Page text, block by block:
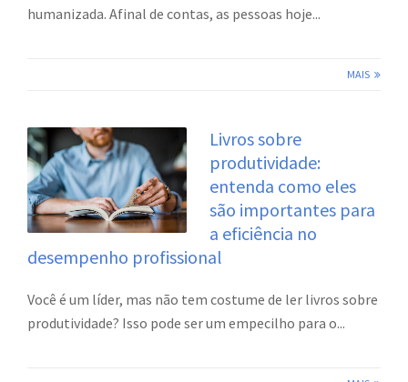
humanizada. Afinal de contas, as pessoas hoje...
MAIS
Livros sobre
produtividade:
entenda como eles
são importantes para
a eficiência no
desempenho profissional
Você é um líder, mas não tem costume de ler livros sobre
produtividade? Isso pode ser um empecilho para o...